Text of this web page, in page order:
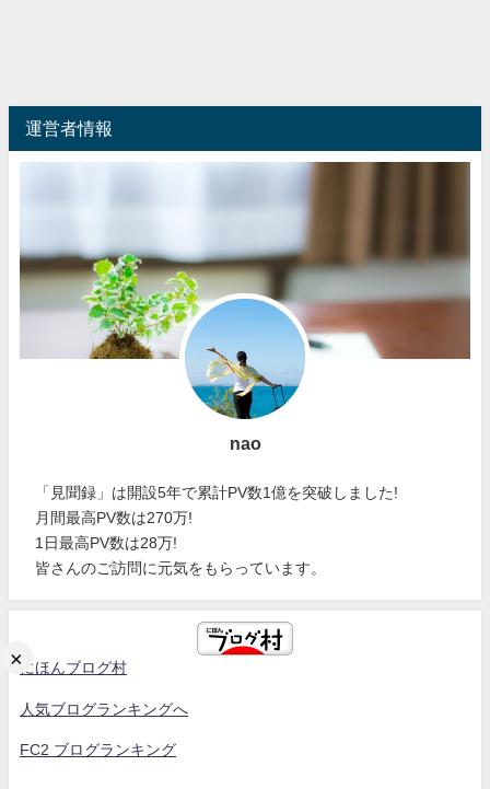
運営者情報
nao
「見聞録」は開設5年で累計PV数1億を突破しました!
月間最高PV数は270万!
1日最高PV数は28万!
皆さんのご訪問に元気をもらっています。
にほんブログ村
人気ブログランキングへ
FC2 ブログランキング
×